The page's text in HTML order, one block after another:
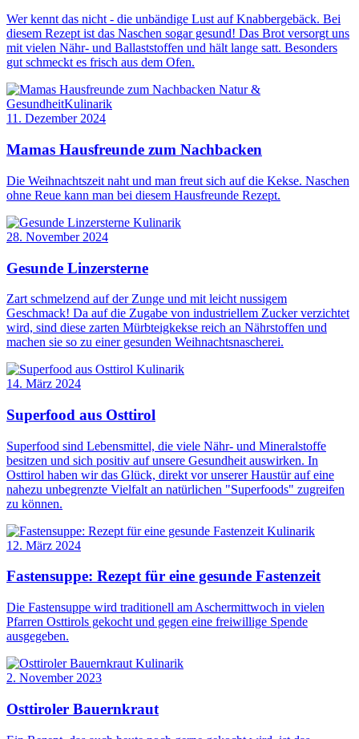
Wer kennt das nicht - die unbändige Lust auf Knabbergebäck. Bei
diesem Rezept ist das Naschen sogar gesund! Das Brot versorgt uns
mit vielen Nähr- und Ballaststoffen und hält lange satt. Besonders
gut schmeckt es frisch aus dem Ofen.
Natur &
GesundheitKulinarik
11. Dezember 2024
Mamas Hausfreunde zum Nachbacken
Die Weihnachtszeit naht und man freut sich auf die Kekse. Naschen
ohne Reue kann man bei diesem Hausfreunde Rezept.
Kulinarik
28. November 2024
Gesunde Linzersterne
Zart schmelzend auf der Zunge und mit leicht nussigem
Geschmack! Da auf die Zugabe von industriellem Zucker verzichtet
wird, sind diese zarten Mürbteigkekse reich an Nährstoffen und
machen sie so zu einer gesunden Weihnachtsnascherei.
Kulinarik
14. März 2024
Superfood aus Osttirol
Superfood sind Lebensmittel, die viele Nähr- und Mineralstoffe
besitzen und sich positiv auf unsere Gesundheit auswirken. In
Osttirol haben wir das Glück, direkt vor unserer Haustür auf eine
nahezu unbegrenzte Vielfalt an natürlichen "Superfoods" zugreifen
zu können.
Kulinarik
12. März 2024
Fastensuppe: Rezept für eine gesunde Fastenzeit
Die Fastensuppe wird traditionell am Aschermittwoch in vielen
Pfarren Osttirols gekocht und gegen eine freiwillige Spende
ausgegeben.
Kulinarik
2. November 2023
Osttiroler Bauernkraut